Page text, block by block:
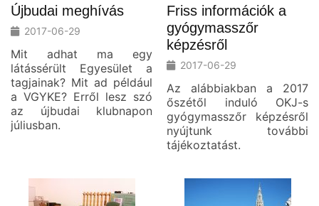
Újbudai meghívás
2017-06-29
Mit adhat ma egy
látássérült Egyesület a
tagjainak? Mit ad például
a VGYKE? Erről lesz szó
az újbudai klubnapon
júliusban.
Friss információk a
gyógymasszőr
képzésről
2017-06-29
Az alábbiakban a 2017
őszétől induló OKJ-s
gyógymasszőr képzésről
nyújtunk további
tájékoztatást.